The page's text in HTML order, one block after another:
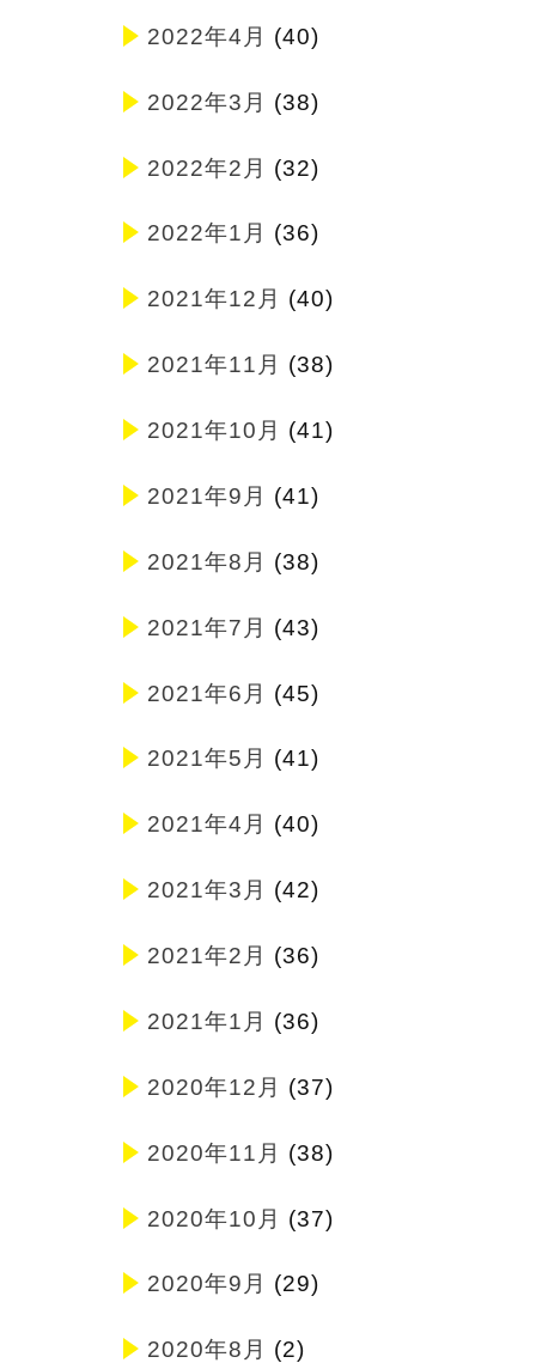
2022年4月 (40)
2022年3月 (38)
2022年2月 (32)
2022年1月 (36)
2021年12月 (40)
2021年11月 (38)
2021年10月 (41)
2021年9月 (41)
2021年8月 (38)
2021年7月 (43)
2021年6月 (45)
2021年5月 (41)
2021年4月 (40)
2021年3月 (42)
2021年2月 (36)
2021年1月 (36)
2020年12月 (37)
2020年11月 (38)
2020年10月 (37)
2020年9月 (29)
2020年8月 (2)